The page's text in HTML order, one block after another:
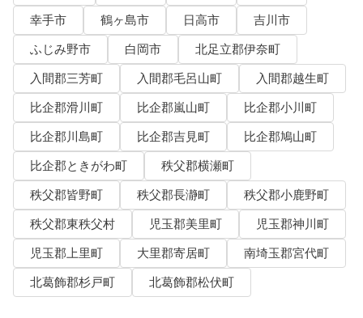
幸手市
鶴ヶ島市 日高市
吉川市
ふじみ野市
白岡市
北足立郡伊奈町
入間郡三芳町
入間郡毛呂山町
入間郡越生町
比企郡滑川町
比企郡嵐山町
比企郡小川町
比企郡川島町
比企郡吉見町
比企郡鳩山町
比企郡ときがわ町
秩父郡横瀬町
秩父郡皆野町
秩父郡長瀞町
秩父郡小鹿野町
秩父郡東秩父村
児玉郡美里町
児玉郡神川町
児玉郡上里町
大里郡寄居町
南埼玉郡宮代町
北葛飾郡杉戸町
北葛飾郡松伏町